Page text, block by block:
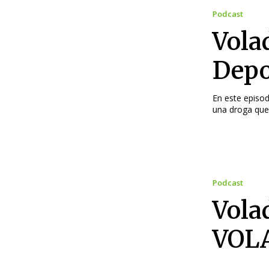
Podcast
En este
una droga
Podcast